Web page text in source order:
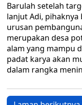
Barulah setelah
lanjut Adi,
urusan
merupakan desa
alam yang mampu
padat karya akan
dalam rangka